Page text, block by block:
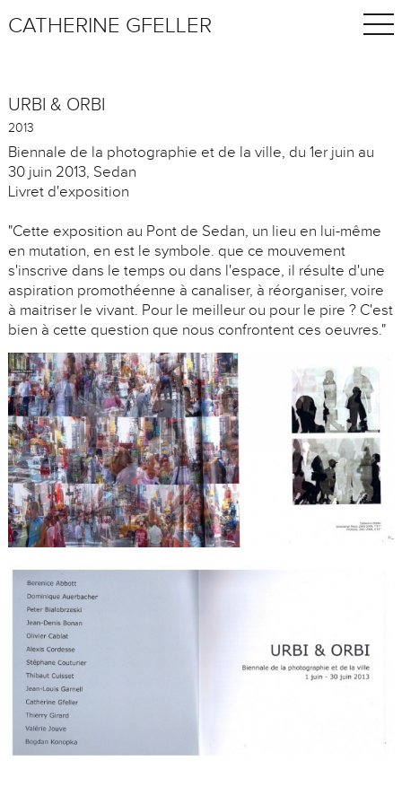
CATHERINE GFELLER
URBI & ORBI
2013
Biennale de la photographie et de la ville, du 1er juin au
30 juin 2013, Sedan
Livret d'exposition
"Cette exposition au Pont de Sedan, un lieu en lui-même
en mutation, en est le symbole. que ce mouvement
s'inscrive dans le temps ou dans l'espace, il résulte d'une
aspiration promothéenne à canaliser, à réorganiser, voire
à maitriser le vivant. Pour le meilleur ou pour le pire ? C'est
bien à cette question que nous confrontent ces oeuvres."